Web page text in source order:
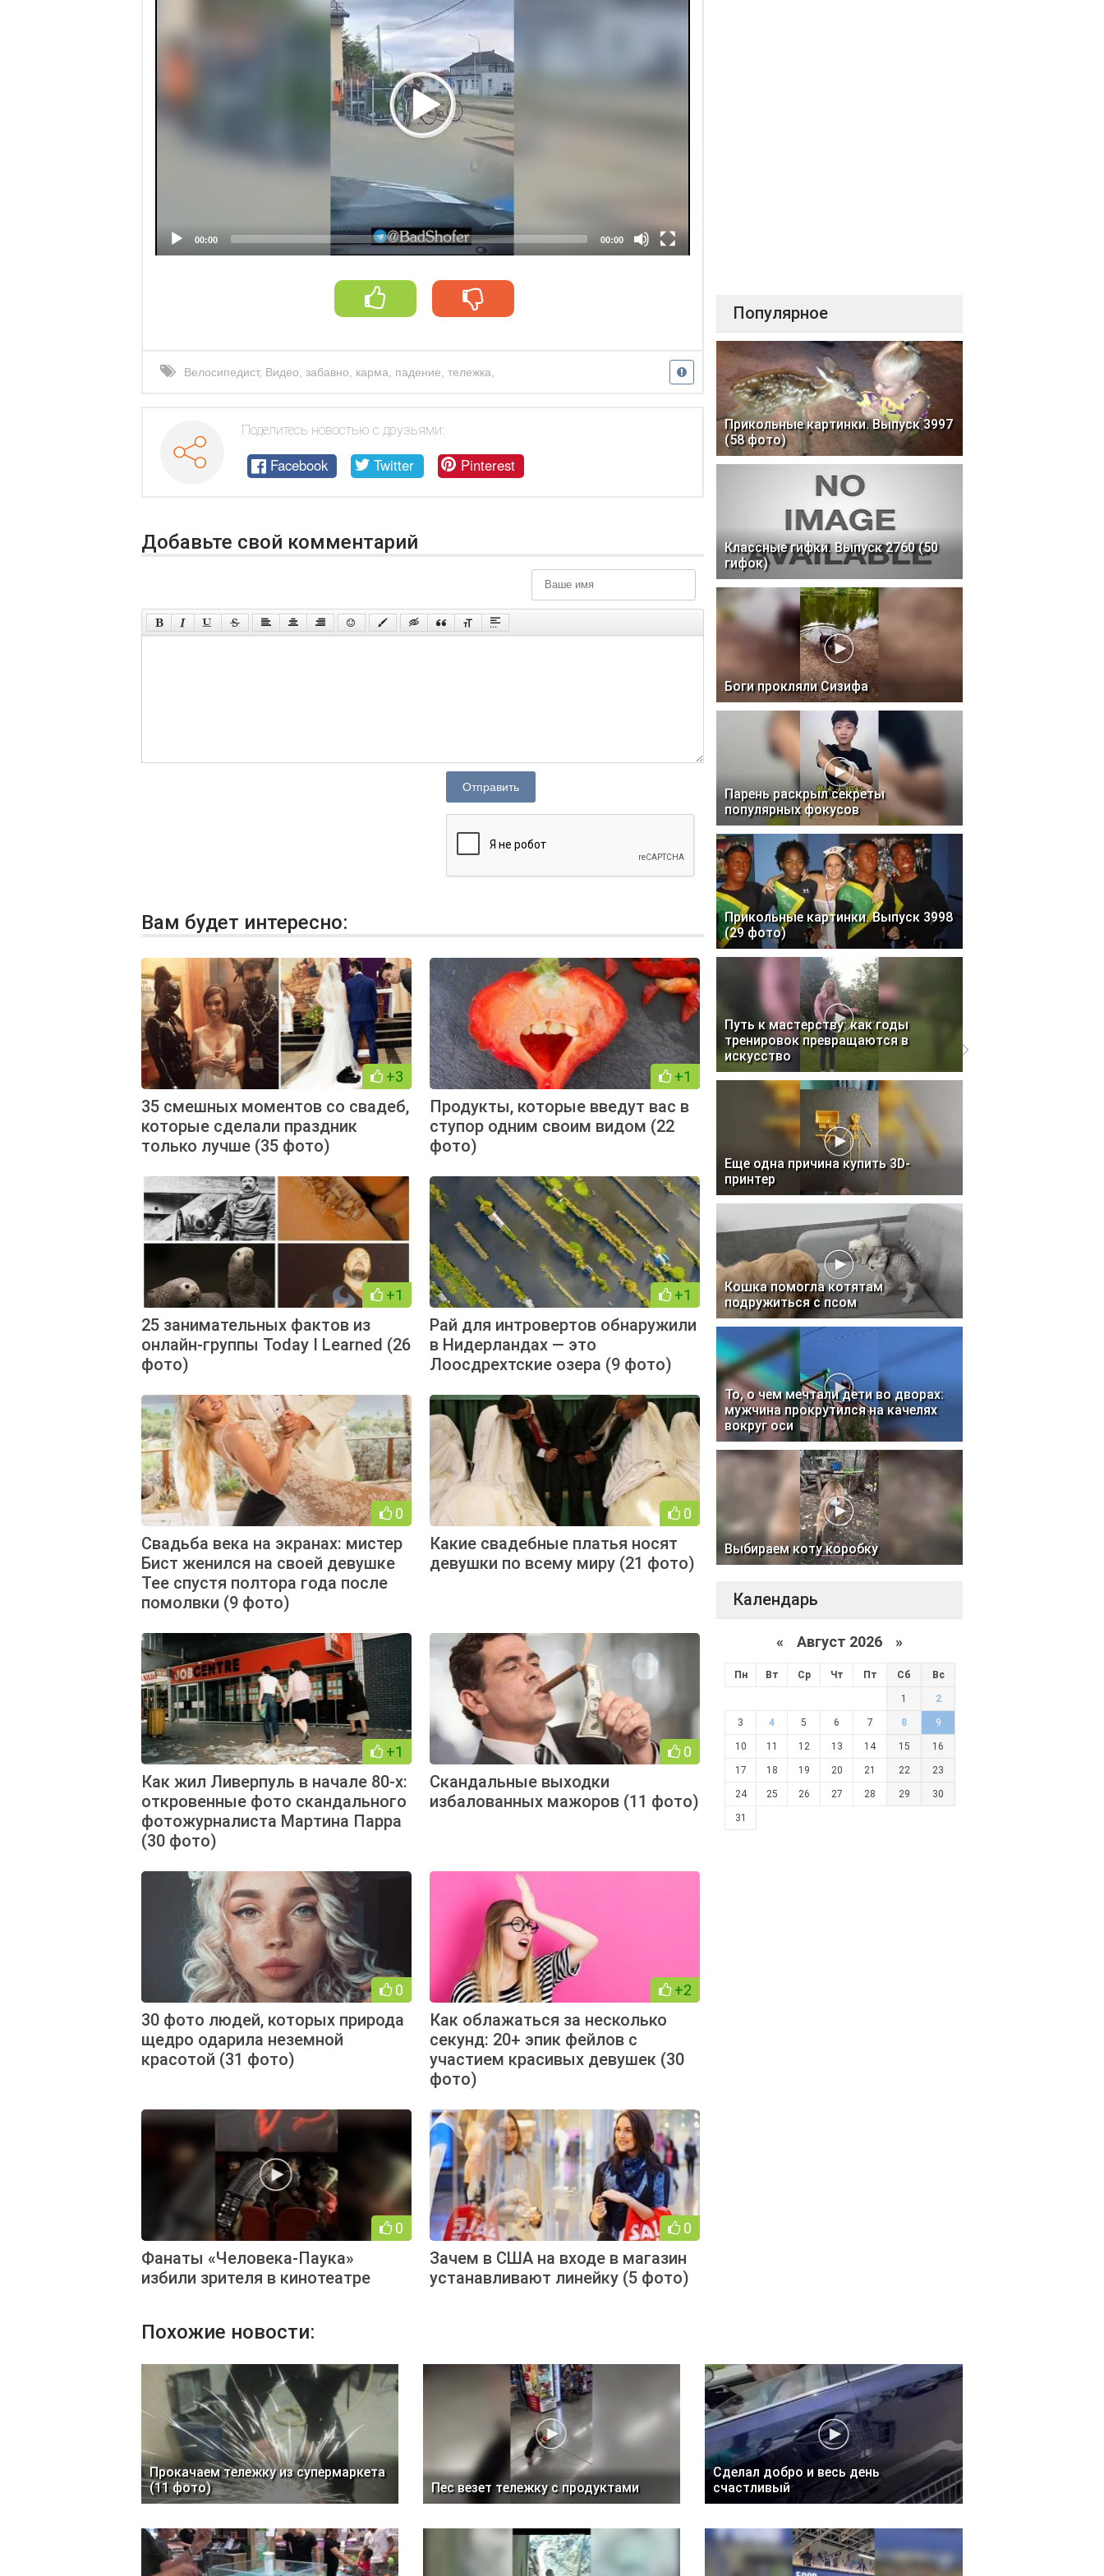
00:00 00:00
Велосипедист, Видео забавно карма падение тележка
Поделитесь новостью с друзьями:
Facebook Twitter Pinterest
Добавьте свой комментарий
Отправить
Вам будет интересно:
+3
35 смешных моментов со свадеб,
которые сделали праздник
только лучше (35 фото)
+1
Продукты, которые введут вас в
ступор одним своим видом (22
фото)
+1
25 занимательных фактов из
онлайн-группы Today I Learned (26
фото)
+1
Рай для интровертов обнаружили
в Нидерландах — это
Лоосдрехтские озера (9 фото)
0
Свадьба века на экранах: мистер
Бист женился на своей девушке
Тее спустя полтора года после
помолвки (9 фото)
0
Какие свадебные платья носят
девушки по всему миру (21 фото)
+1
Как жил Ливерпуль в начале 80-х:
откровенные фото скандального
фотожурналиста Мартина Парра
(30 фото)
0
Скандальные выходки
избалованных мажоров (11 фото)
0
30 фото людей, которых природа
щедро одарила неземной
красотой (31 фото)
+2
Как облажаться за несколько
секунд: 20+ эпик фейлов с
участием красивых девушек (30
фото)
0
Фанаты «Человека-Паука»
избили зрителя в кинотеатре
0
Зачем в США на входе в магазин
устанавливают линейку (5 фото)
Популярное
Прикольные картинки. Выпуск 3997
(58 фото)
Классные гифки. Выпуск 2760 (50
гифок)
Боги прокляли Сизифа
Парень раскрыл секреты
популярных фокусов
Прикольные картинки. Выпуск 3998
(29 фото)
Путь к мастерству: как годы
тренировок превращаются в
искусство
Еще одна причина купить 3D-
принтер
Кошка помогла котятам
подружиться с псом
То, о чем мечтали дети во дворах:
мужчина прокрутился на качелях
вокруг оси
Выбираем коту коробку
Календарь
« Август 2026 »
Пн Вт Ср Чт Пт Сб Вс
1 2
3 4 5 6 7 8 9
10 11 12 13 14 15 16
17 18 19 20 21 22 23
24 25 26 27 28 29 30
31
Похожие новости:
Прокачаем тележку из супермаркета
(11 фото)
Пес везет тележку с продуктами
Сделал добро и весь день
счастливый